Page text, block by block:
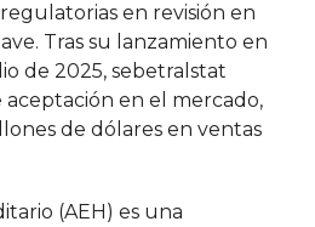
en revisión en
Tras su lanzamiento en
de 2025, sebetralstat
en el mercado,
de dólares en ventas
(AEH) es una